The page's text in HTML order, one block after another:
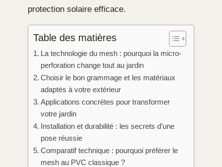
protection solaire efficace.
Table des matières
La technologie du mesh : pourquoi la micro-
perforation change tout au jardin
Choisir le bon grammage et les matériaux
adaptés à votre extérieur
Applications concrètes pour transformer
votre jardin
Installation et durabilité : les secrets d’une
pose réussie
Comparatif technique : pourquoi préférer le
mesh au PVC classique ?